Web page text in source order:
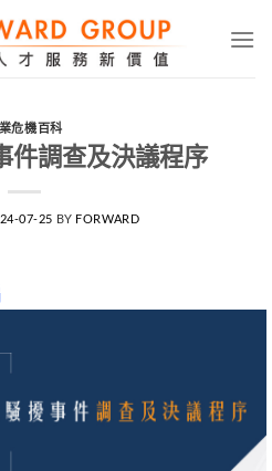
危機百科
件調查及決議程序
07-25 BY FORWARD